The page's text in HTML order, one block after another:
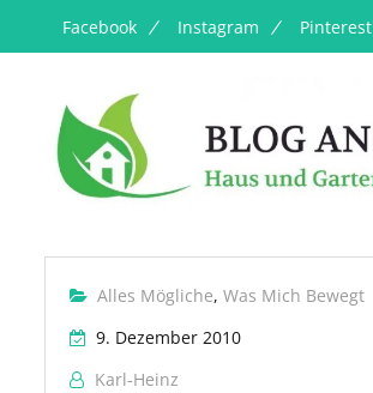
Facebook Instagram Pinterest
Alles Mögliche,Was Mich Bewegt
9. Dezember 2010
Karl-Heinz